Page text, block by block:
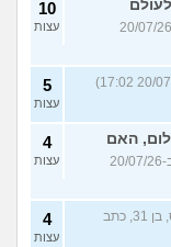
(אבי, בן 30, כתב ב-20/07/26
10
עצות
5
עצות
האם
(אב עובד, בן 44, כתב ב-20/07/26
4
עצות
(אלכס, בן 31, כתב
4
עצות